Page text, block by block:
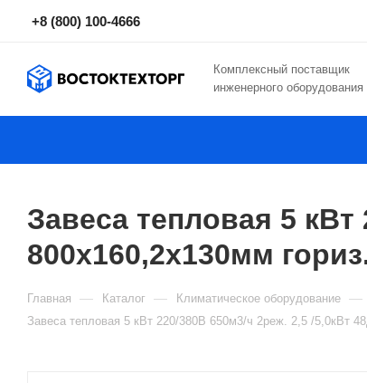
+8 (800) 100-4666
Комплексный поставщик
инженерного оборудования
Завеса тепловая 5
800х160,2х130мм
Главная — Каталог — Климатическое оборудование —
Завеса тепловая 5 кВт 220/380В 650м3/ч 2реж. 2,5 /5,0кВт